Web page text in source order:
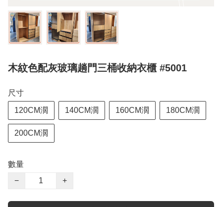
木紋色配灰玻璃趟門三桶收納衣櫃 #5001
尺寸
120CM濶 140CM濶 160CM濶 180CM濶
200CM濶
數量
−
+